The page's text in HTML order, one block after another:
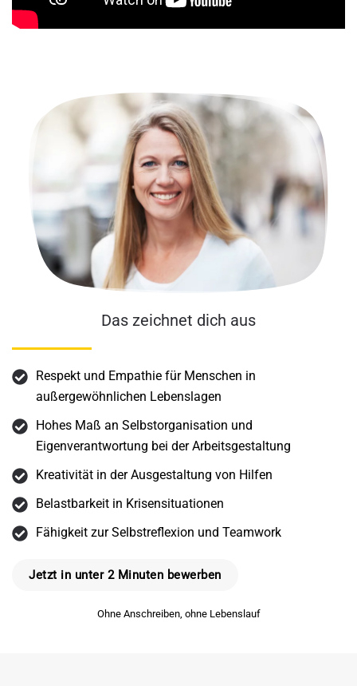
Das zeichnet dich aus
Respekt und Empathie für Menschen in
außergewöhnlichen Lebenslagen
Hohes Maß an Selbstorganisation und
Eigenverantwortung bei der Arbeitsgestaltung
Kreativität in der Ausgestaltung von Hilfen
Belastbarkeit in Krisensituationen
Fähigkeit zur Selbstreflexion und Teamwork
Jetzt in unter 2 Minuten bewerben
Ohne Anschreiben, ohne Lebenslauf